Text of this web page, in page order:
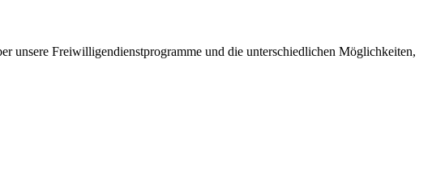
unsere Freiwilligendienstprogramme und die unterschiedlichen Möglichkeiten,